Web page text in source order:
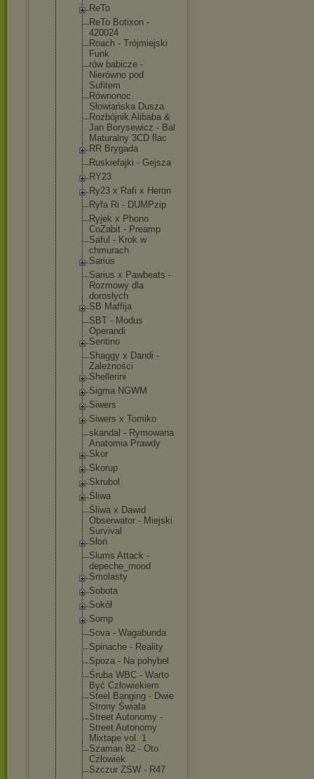
ReTo
ReTo Botixon -
420024
Roach - Trójmiejski
Funk
rów babicze -
Nierówno pod
Sufitem
Równonoc.
Słowiańska Dusza
Rozbójnik Alibaba &
Jan Borysewicz - Bal
Maturalny 3CD flac
RR Brygada
Ruskiefajki - Gejsza
RY23
Ry23 x Rafi x Heron
Ryfa Ri - DUMPzip
Ryjek x Phono
CoZabit - Preamp
Saful - Krok w
chmurach
Sarius
Sarius x Pawbeats -
Rozmowy dla
dorosłych
SB Maffija
SBT - Modus
Operandi
Sentino
Shaggy x Dandi -
Zależności
Shellerini
Sigma NGWM
Siwers
Siwers x Tomiko
skandal - Rymowana
Anatomia Prawdy
Skor
Skorup
Skrubol
Śliwa
Śliwa x Dawid
Obserwator - Miejski
Survival
Słoń
Slums Attack -
depeche_mood
Smolasty
Sobota
Sokół
Somp
Sova - Wagabunda
Spinache - Reality
Spoza - Na pohybel
Śruba WBC - Warto
Być Człowiekiem
Steel Banging - Dwie
Strony Świata
Street Autonomy -
Street Autonomy
Mixtape vol. 1
Szaman 82 - Oto
Człowiek
Szczur ZSW - R47